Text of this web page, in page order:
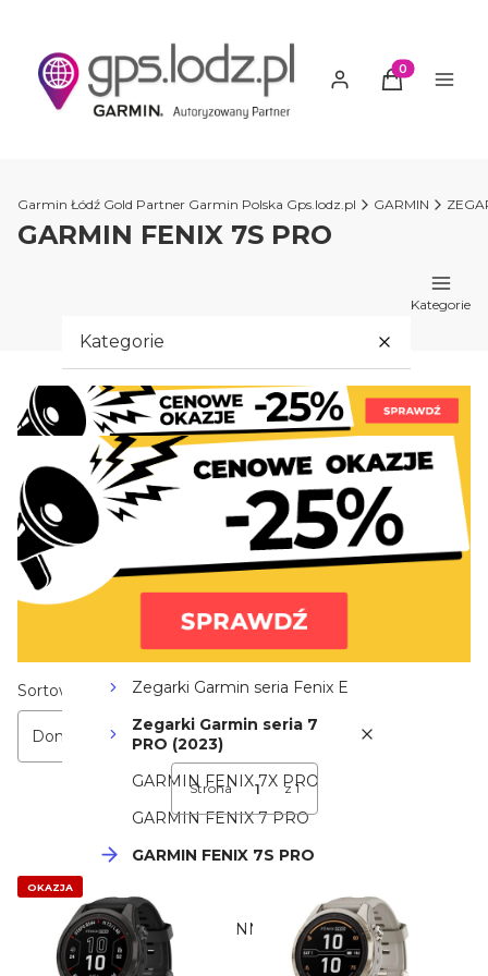
Produkty w
Garmin Łódź Gold Partner Garmin Polska Gps.lodz.pl GARMIN
GARMIN FENIX 7S PRO
Kategorie
Kategorie
PROMOCJE GARMIN
GARMIN
ZEGARKI
Zegarki Garmin seria
Fenix 8 PRO
Zegarki Garmin seria
Fenix 8
Zegarki Garmin seria Fenix E
Zegarki Garmin seria 7
PRO (2023)
GARMIN FENIX 7X PRO
GARMIN FENIX 7 PRO
GARMIN FENIX 7S PRO
Garmin TACTIX
Garmin FORERUNNER
Garmin VENU
Lista produktów
Sortowanie:
Domyślne
Strona z 1
OKAZJA